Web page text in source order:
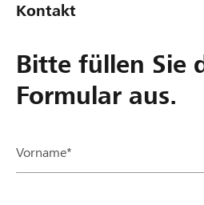
Kontakt
Bitte füllen Sie
Formular aus.
Vorname*